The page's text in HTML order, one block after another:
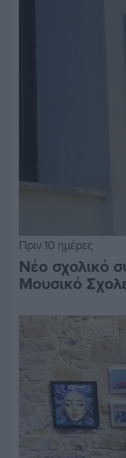
Πριν 10 ημέρες
Νέο σχολικό
Μουσικό